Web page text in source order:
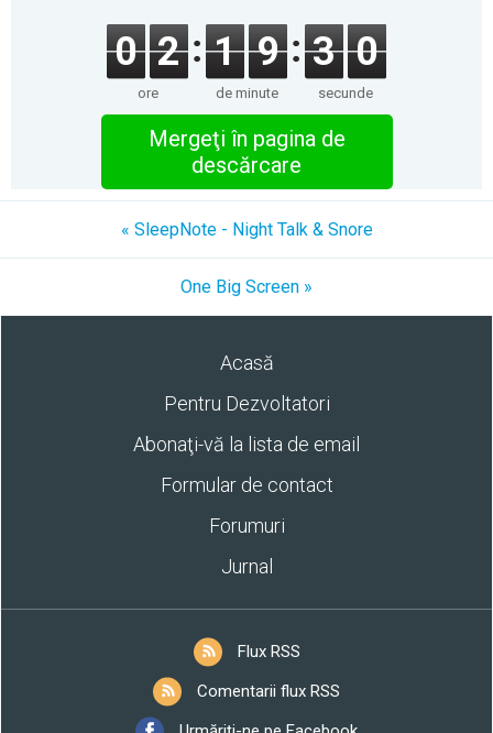
0 2
ore
1 9
de minute
3 0
secunde
Mergeţi în pagina de
descărcare
« SleepNote - Night Talk & Snore
One Big Screen »
Acasă
Pentru Dezvoltatori
Abonaţi-vă la lista de email
Formular de contact
Forumuri
Jurnal
Flux RSS
Comentarii flux RSS